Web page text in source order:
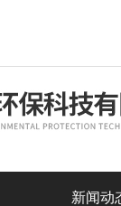
新闻动